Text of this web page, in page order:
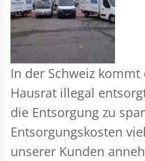
In der Schweiz
Hausrat illegal
die Entsorgung zu
Entsorgungskosten
unserer Kunden